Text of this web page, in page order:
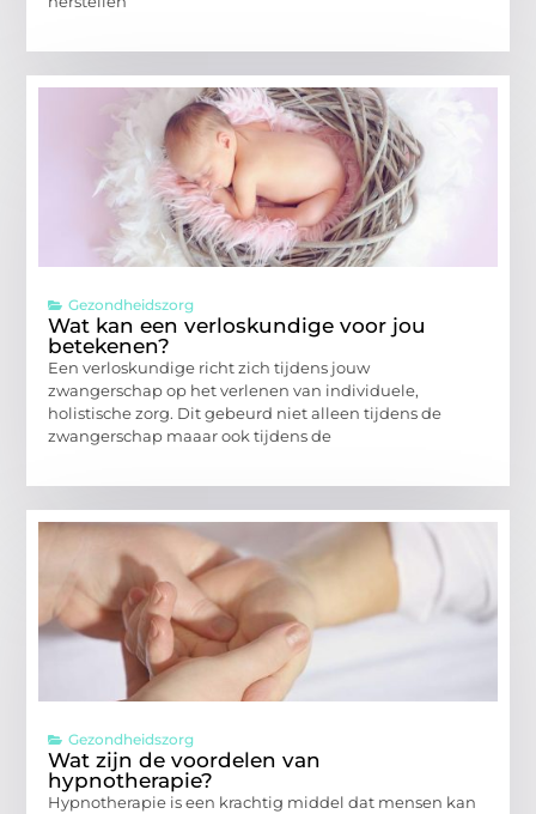
Gezondheidszorg
Wat kan een verloskundige voor jou
betekenen?
Een verloskundige richt zich tijdens jouw
zwangerschap op het verlenen van individuele,
holistische zorg. Dit gebeurd niet alleen tijdens de
zwangerschap maaar ook tijdens de
Gezondheidszorg
Wat zijn de voordelen van
hypnotherapie?
Hypnotherapie is een krachtig middel dat mensen kan